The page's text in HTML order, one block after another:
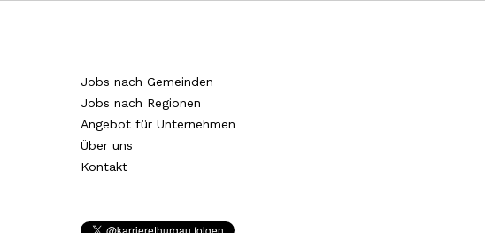
Jobs nach Gemeinden
Jobs nach Regionen
Angebot für Unternehmen
Über uns
Kontakt